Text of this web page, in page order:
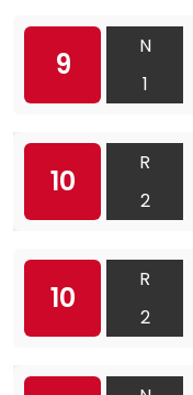
9
N
1
10
R
2
10
R
2